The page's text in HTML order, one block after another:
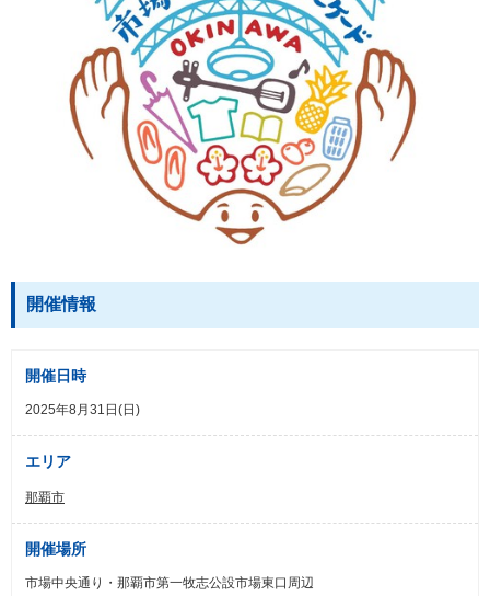
開催情報
開催日時
2025年8月31日(日)
エリア
那覇市
開催場所
市場中央通り・那覇市第一牧志公設市場東口周辺